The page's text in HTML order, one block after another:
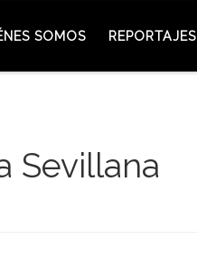
SOMOS REPORTAJES
Sevillana